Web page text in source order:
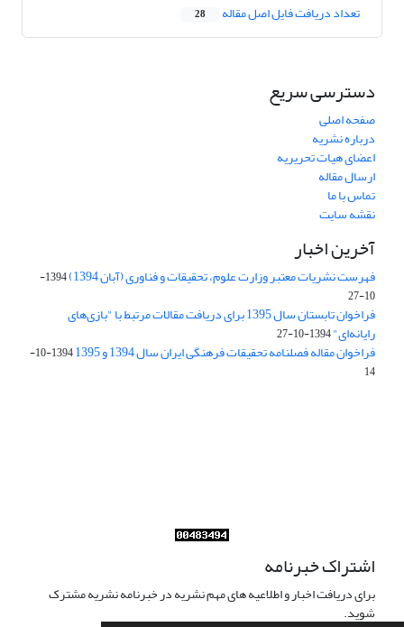
تعداد دریافت فایل اصل مقاله 28
دسترسی سریع
صفحه اصلی
درباره نشریه
اعضای هیات تحریریه
ارسال مقاله
تماس با ما
نقشه سایت
آخرین اخبار
فهرست نشریات معتبر وزارت علوم، تحقیقات و فناوری (آبان 1394)
1394-
10-27
فراخوان تابستان سال 1395 برای دریافت مقالات مرتبط با "بازی‌های
رایانه‌ای"1394-10-27
فراخوان مقاله فصلنامه تحقیقات فرهنگی ایران سال 1394 و 1395
1394-10-
14
اشتراک خبرنامه
برای دریافت اخبار و اطلاعیه های مهم نشریه در خبرنامه نشریه مشترک
شوید.